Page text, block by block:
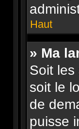
Haut
» Ma
Soit les
soit le
de
puisse